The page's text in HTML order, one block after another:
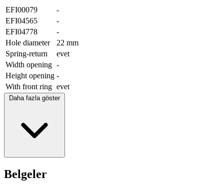
EFI00079
-
EFI04565
-
EFI04778
-
Hole diameter
22 mm
Spring-return
evet
Width opening -
Height opening -
With front ring evet
Daha fazla göster
Belgeler